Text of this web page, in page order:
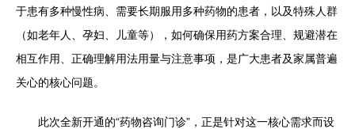
于患有多种慢性病、需要长期服用多种药物的患者，以及特殊人群
（如老年人、孕妇、儿童等），如何确保用药方案合理、规避潜在
相互作用、正确理解用法用量与注意事项，是广大患者及家属普遍
关心的核心问题。
此次全新开通的“药物咨询门诊”，正是针对这一核心需求而设